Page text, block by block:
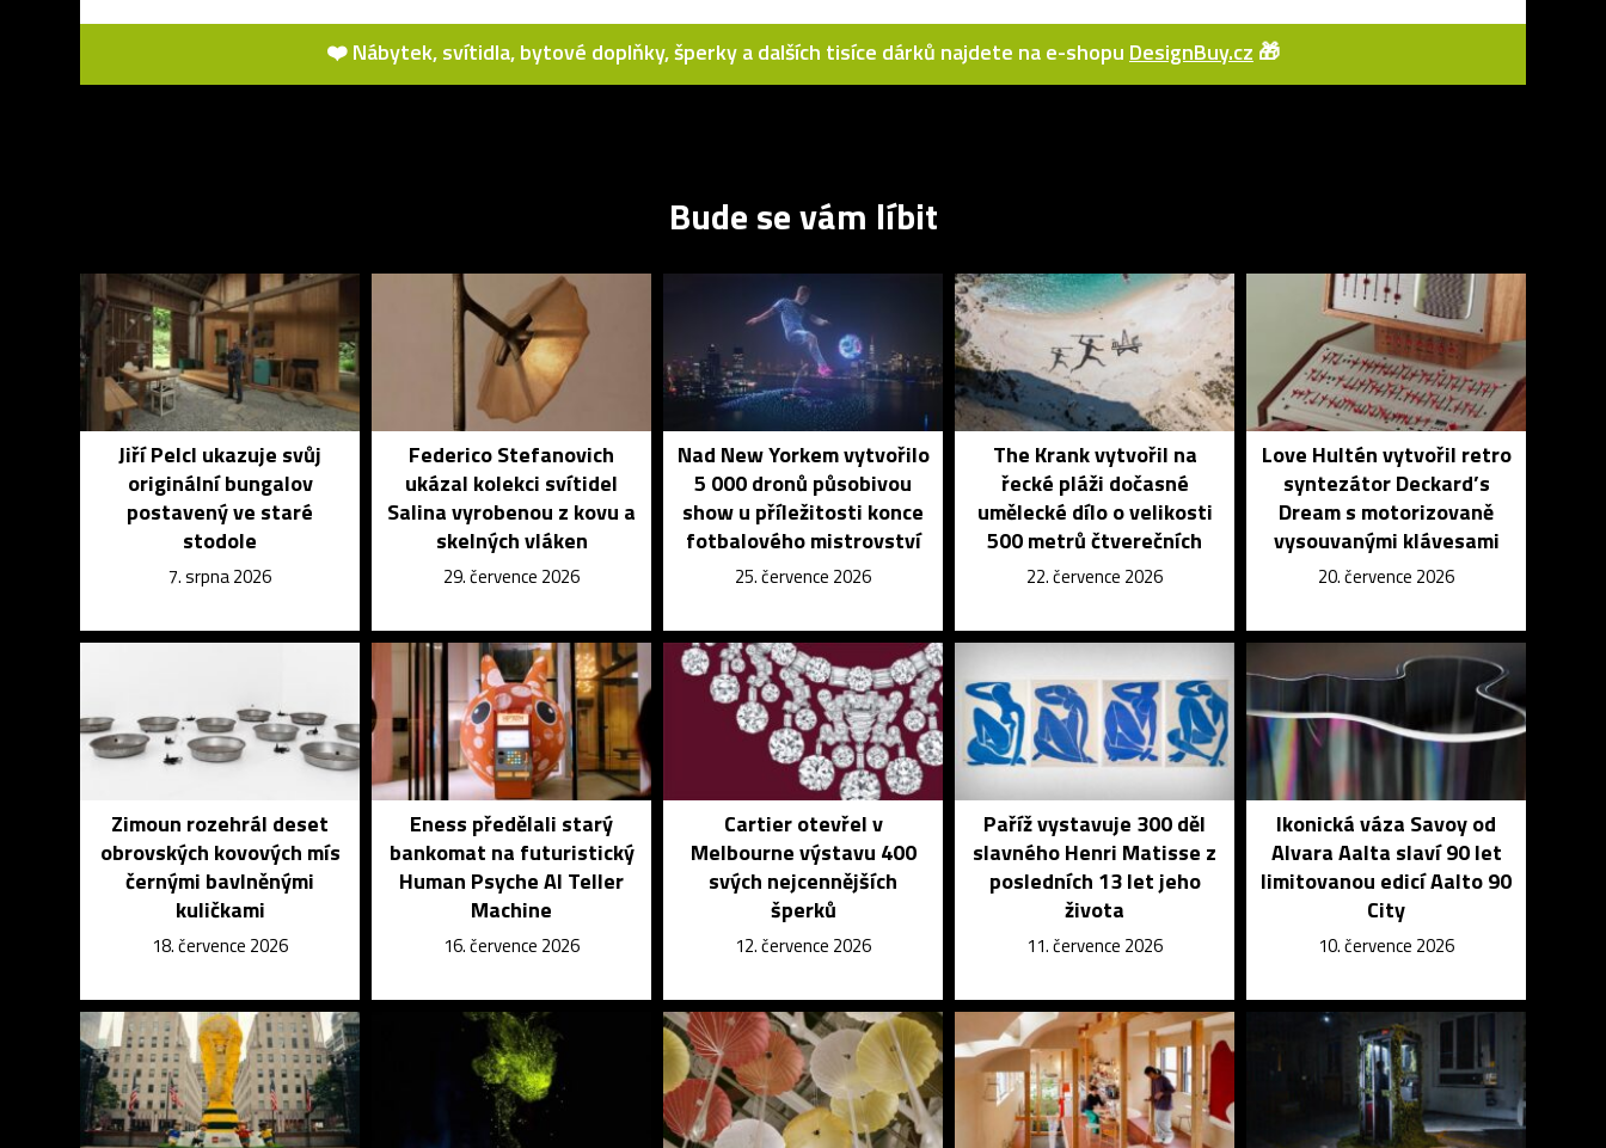
❤️ Nábytek, svítidla, bytové doplňky, šperky a dalších tisíce dárků najdete na e-shopu DesignBuy.cz 🎁
Bude se vám líbit
Jiří Pelcl ukazuje svůj
originální bungalov
postavený ve staré
stodole
7. srpna 2026
Federico Stefanovich
ukázal kolekci svítidel
Salina vyrobenou z kovu a
skelných vláken
29. července 2026
Nad New Yorkem vytvořilo
5 000 dronů působivou
show u příležitosti konce
fotbalového mistrovství
25. července 2026
The Krank vytvořil na
řecké pláži dočasné
umělecké dílo o velikosti
500 metrů čtverečních
22. července 2026
Love Hultén vytvořil retro
syntezátor Deckard’s
Dream s motorizovaně
vysouvanými klávesami
20. července 2026
Zimoun rozehrál deset
obrovských kovových mís
černými bavlněnými
kuličkami
18. července 2026
Eness předělali starý
bankomat na futuristický
Human Psyche AI Teller
Machine
16. července 2026
Cartier otevřel v
Melbourne výstavu 400
svých nejcennějších
šperků
12. července 2026
Paříž vystavuje 300 děl
slavného Henri Matisse z
posledních 13 let jeho
života
11. července 2026
Ikonická váza Savoy od
Alvara Aalta slaví 90 let
limitovanou edicí Aalto 90
City
10. července 2026